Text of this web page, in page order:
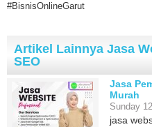
#BisnisOnlineGarut
Artikel Lainnya Jasa
SEO
Jasa
Murah
Sunday
jasa